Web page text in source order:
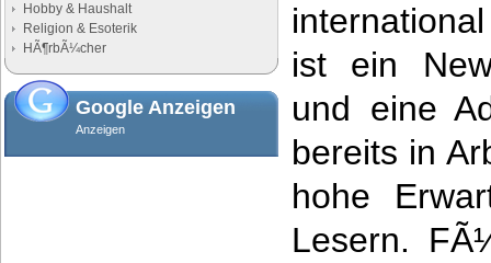
Hobby & Haushalt
Religion & Esoterik
HÃ¶rbÃ¼cher
Google Anzeigen
Anzeigen
ist ein
und eine
bereits in
hohe
Lesern.